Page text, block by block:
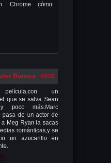
Chrome cómo
Ramos 4/8/20
película,con un
que se salva Sean
poco más.Marc
pasa de un actor de
a Meg Ryan la sacas
románticas,y se
un azucarillo en